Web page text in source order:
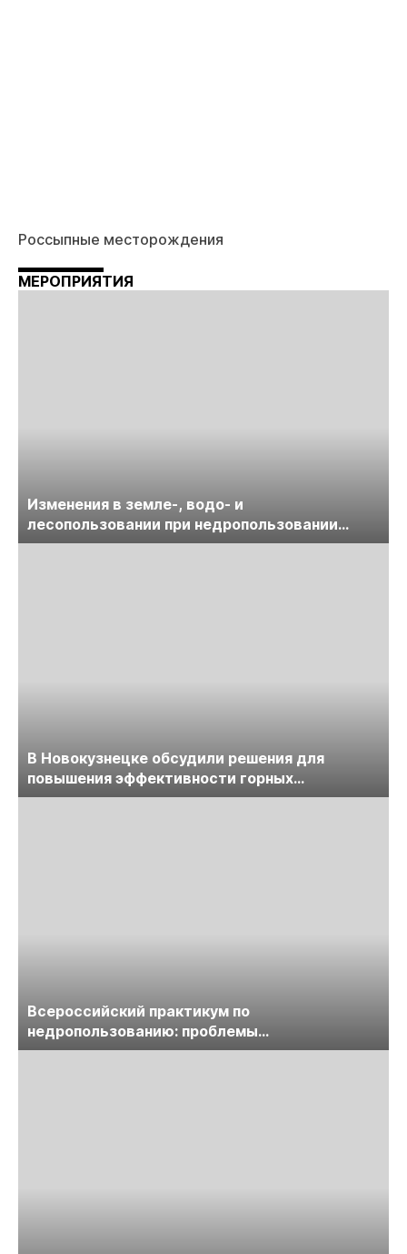
Россыпные месторождения
МЕРОПРИЯТИЯ
Изменения в земле-, водо- и
лесопользовании при недропользовании
обсудят на семинаре «ПравоТЭК»
В Новокузнецке обсудили решения для
повышения эффективности горных
предприятий
Всероссийский практикум по
недропользованию: проблемы
лицензирования, цифровизации, экспертизы